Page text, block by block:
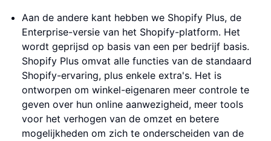
Aan de andere kant hebben we Shopify Plus, de
Enterprise-versie van het Shopify-platform. Het
wordt geprijsd op basis van een per bedrijf basis.
Shopify Plus omvat alle functies van de standaard
Shopify-ervaring, plus enkele extra's. Het is
ontworpen om winkel-eigenaren meer controle te
geven over hun online aanwezigheid, meer tools
voor het verhogen van de omzet en betere
mogelijkheden om zich te onderscheiden van de